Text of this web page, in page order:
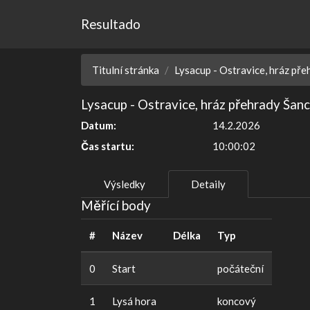
Resultado
Titulní stránka Lysacup - Ostravice, hráz
Lysacup - Ostravice, hráz přehrady
Datum:
14.2.2026
Čas startu:
10:00:02
Výsledky Detaily
Měřící body
# Název Délka Typ
0 Start počáteční
1 Lysá hora koncový